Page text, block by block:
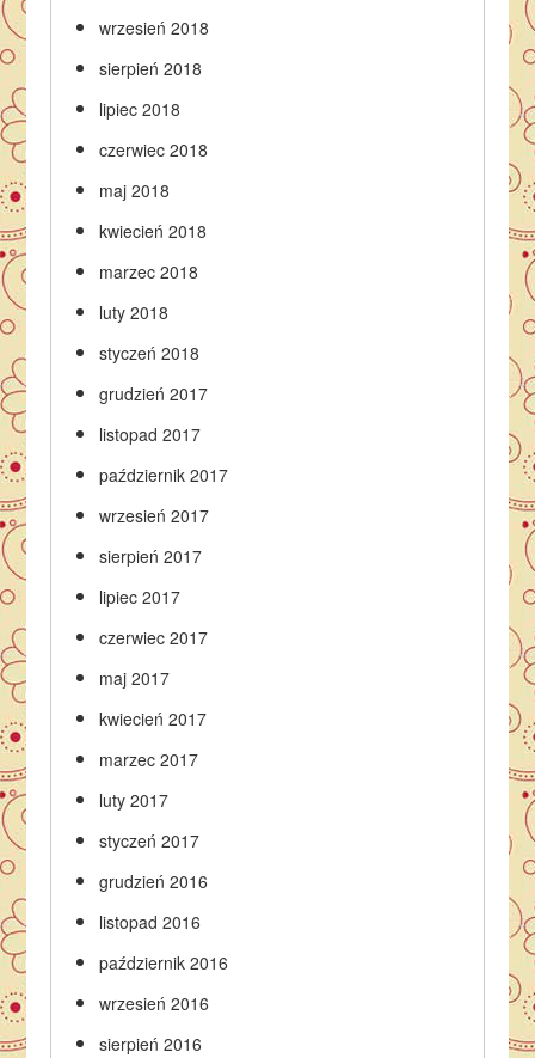
wrzesień 2018
sierpień 2018
lipiec 2018
czerwiec 2018
maj 2018
kwiecień 2018
marzec 2018
luty 2018
styczeń 2018
grudzień 2017
listopad 2017
październik 2017
wrzesień 2017
sierpień 2017
lipiec 2017
czerwiec 2017
maj 2017
kwiecień 2017
marzec 2017
luty 2017
styczeń 2017
grudzień 2016
listopad 2016
październik 2016
wrzesień 2016
sierpień 2016